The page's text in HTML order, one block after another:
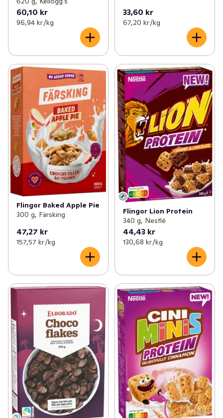
60,10 kr
96,94 kr /kg
33,60 kr
67,20 kr /kg
Flingor Baked Apple Pie
300 g, Färsking
47,27 kr
157,57 kr /kg
Flingor Lion Protein
340 g, Nestlé
44,43 kr
130,68 kr /kg